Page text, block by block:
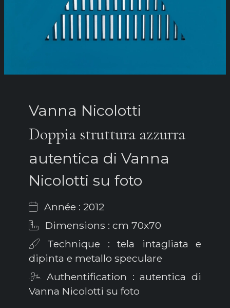
Vanna Nicolotti
Doppia struttura azzurra
autentica di Vanna
Nicolotti su foto
Année : 2012
Dimensions : cm 70x70
Technique : tela intagliata e
dipinta e metallo speculare
Authentification : autentica di
Vanna Nicolotti su foto